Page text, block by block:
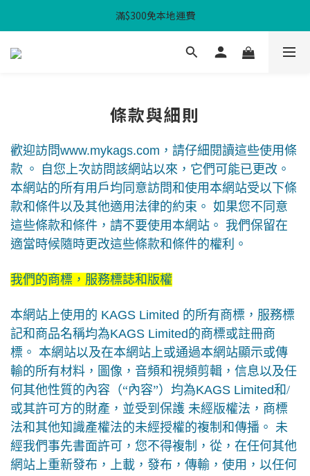
滿$300免本地運費
滿$300免本地運費
WHPH 功課袋3件套 - $100
條款與細則
歡迎訪問www.mykags.com ，請仔細閱讀這些使用條
款 。
自您上次訪問該網站以來，它們可能已更改。
本網站的所有用戶均同意訪問和使用本網站受以下條
款和條件以及其他適用法律的約束。 如果您不同意
這些條款和條件，請不要使用本網站。 我們保留在
適當時候隨時更改這些條款和條件的權利。
我們的商標，服務標誌和版權
本網站上使用的 KAGS Limited 的所有商標，服務標
記和商品名稱均為KAGS Limited 的商標或註冊商
標。 本網站以及在本網站上或通過本網站顯示或傳
輸的所有材料，圖像，音頻和視頻剪輯，信息以及任
何其他性質的內容（“內容”）均為KAGS Limited和/
或其許可方的財產，並受到保護 未經版權法，商標
法和其他知識產權法的未經授權的複制和傳播。 未
經我們事先書面許可，您不得複制，從，在任何其他
網站上重新發布，上載，發布，傳輸，使用，以任何